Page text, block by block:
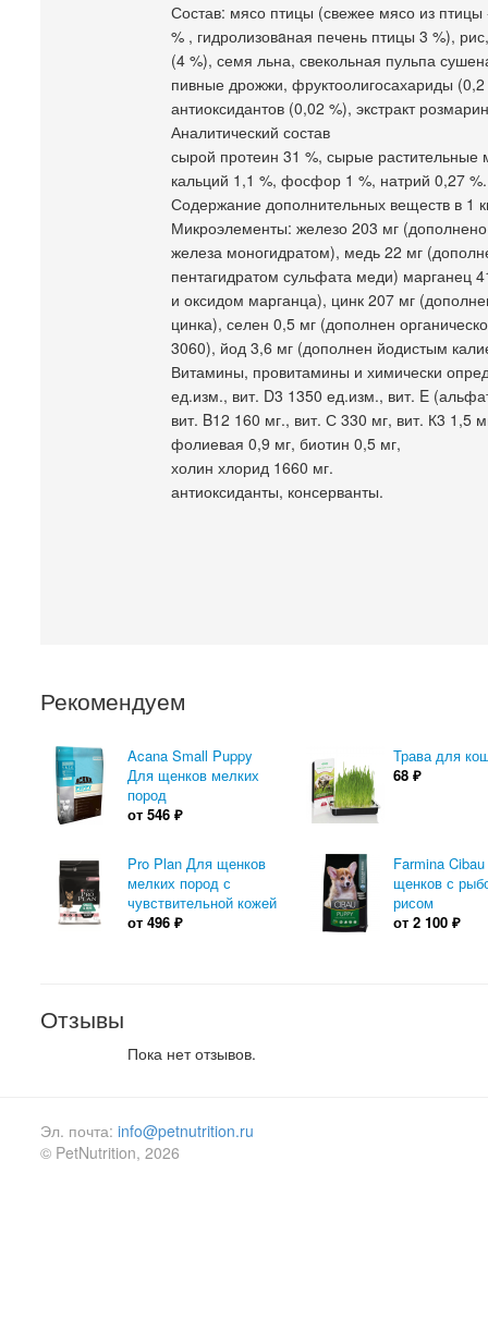
Состав: мясо птицы (свежее мясо из
% , гидролизовaная печень птицы 3 %),
(4 %), семя льна, свекольная пульпа
пивные дрожжи, фруктоолигосахариды
антиоксидантов (0,02 %), экстракт
Аналитический состав
сырой протеин 31 %, сырые растительные
кальций 1,1 %, фосфор 1 %, натрий 0,27 %.
Содержание дополнительных веществ в 1
Микроэлементы: железо 203 мг
железа моногидратом), медь 22 мг
пентагидратом сульфата меди) марганец
и оксидом марганца), цинк 207 мг
цинка), селен 0,5 мг (дополнен
3060), йод 3,6 мг (дополнен йодистым
Витамины, провитамины и химически
ед.изм., вит. D3 1350 ед.изм., вит. E
вит. B12 160 мг., вит. С 330 мг, вит. К3 1,5
фолиевая 0,9 мг, биотин 0,5 мг,
холин хлорид 1660 мг.
антиоксиданты, консерванты.
Рекомендуем
Acana Small Puppy
Для щенков мелких
пород
от 546 ₽
Трава для
68 ₽
Pro Plan Для щенков
мелких пород с
чувствительной кожей
от 496 ₽
Farmina
щенков с
рисом
от2 100 ₽
Отзывы
Пока нет отзывов.
Эл. почта: info@petnutrition.ru
© PetNutrition, 2026